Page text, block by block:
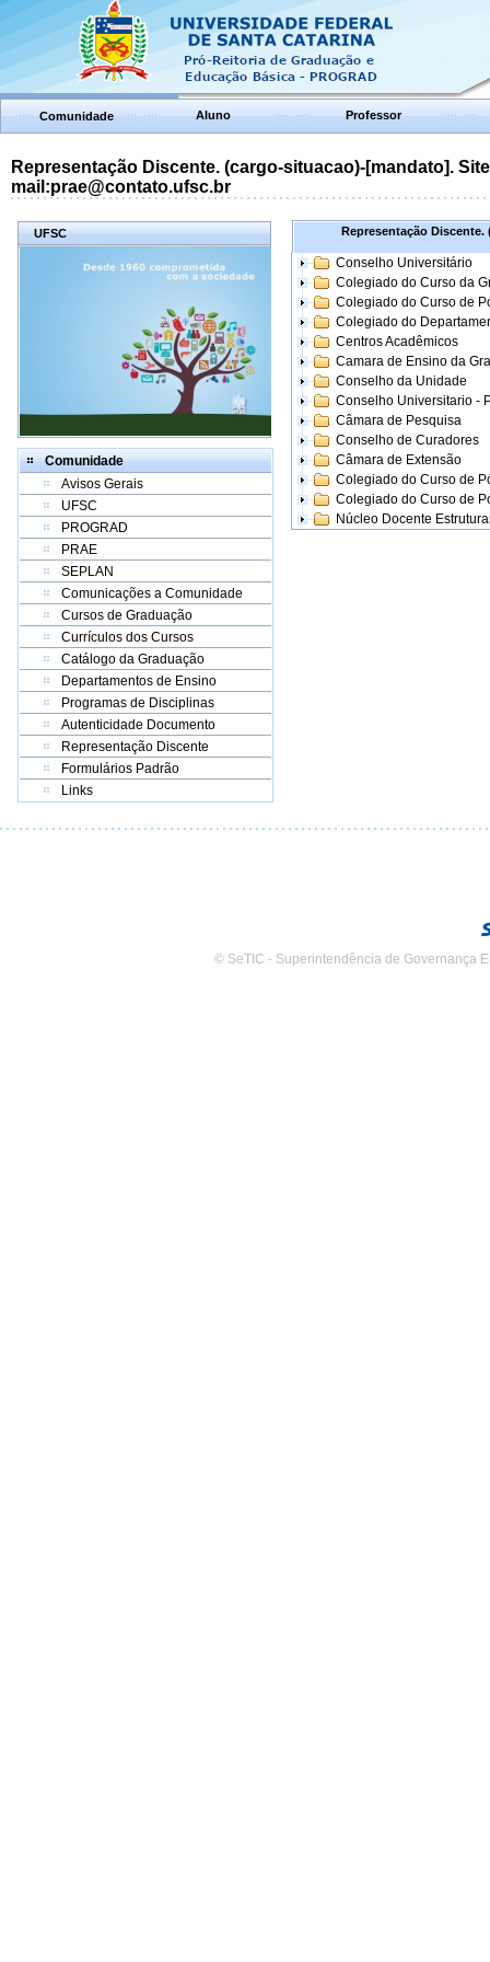
Comunidade Aluno Professor
Representação Discente. (cargo-situacao)-[mandato].
mail:prae@contato.ufsc.br
UFSC
Comunidade
Avisos Gerais
UFSC
PROGRAD
PRAE
SEPLAN
Comunicações a Comunidade
Cursos de Graduação
Currículos dos Cursos
Catálogo da Graduação
Departamentos de Ensino
Programas de Disciplinas
Autenticidade Documento
Representação Discente
Formulários Padrão
Links
Representação Discente.
Conselho Universitário
Colegiado do Curso da
Colegiado do Curso de
Colegiado do
Centros Acadêmicos
Camara de Ensino da
Conselho da Unidade
Conselho Universitario -
Câmara de Pesquisa
Conselho de Curadores
Câmara de Extensão
Colegiado do Curso de
Colegiado do Curso de
Núcleo Docente
© SeTIC - Superintendência de Governança